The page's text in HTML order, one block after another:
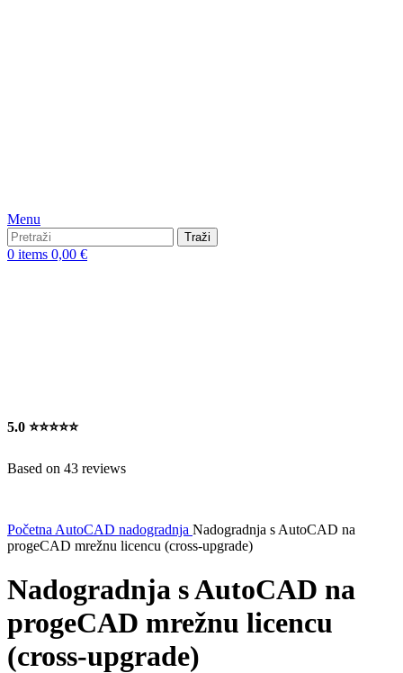
Menu
Traži
0 items 0,00 €
5.0 ⭐⭐⭐⭐⭐
Based on 43 reviews
Početna AutoCAD nadogradnja Nadogradnja s AutoCAD na
progeCAD mrežnu licencu (cross-upgrade)
Nadogradnja s AutoCAD na
progeCAD mrežnu licencu
(cross-upgrade)